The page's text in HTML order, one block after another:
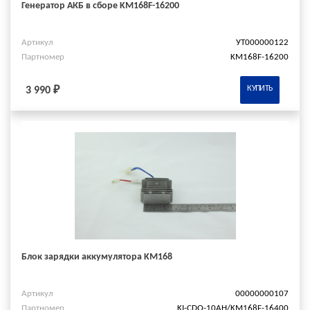
Генератор АКБ в сборе KM168F-16200
Артикул
УТ000000122
Партномер
KM168F-16200
3 990 ₽ КУПИТЬ
Блок зарядки аккумулятора KM168
Артикул
00000000107
Партномер
KI-CDQ-10AH/KM168F-16400